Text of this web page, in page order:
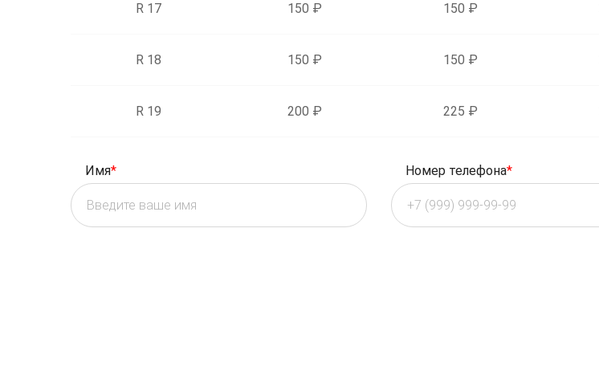
R 17 150 ₽ 150 ₽
R 18 150 ₽ 150 ₽
R 19 200 ₽ 225 ₽
Имя* Номер телефона*